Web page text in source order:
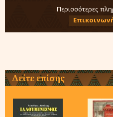
Περισσότερες
Δείτε επίσης